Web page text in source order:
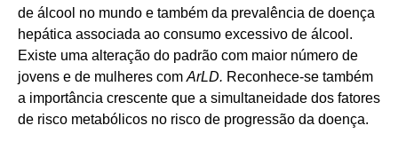
de álcool no mundo e também da prevalência de doença
hepática associada ao consumo excessivo de álcool.
Existe uma alteração do padrão com maior número de
jovens e de mulheres com ArLD. Reconhece-se também
a importância crescente que a simultaneidade dos fatores
de risco metabólicos no risco de progressão da doença.